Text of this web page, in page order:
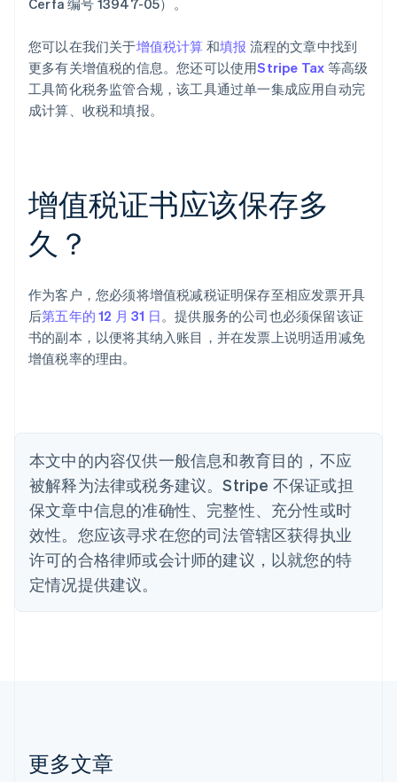
Cerfa 编号 13947-05）。
您可以在我们关于增值税计算 和填报 流程的文章中找到
更多有关增值税的信息。您还可以使用Stripe Tax 等高级
工具简化税务监管合规，该工具通过单一集成应用自动完
成计算、收税和填报。
增值税证书应该保存多
久？
作为客户，您必须将增值税减税证明保存至相应发票开具
后第五年的 12 月 31 日。提供服务的公司也必须保留该证
书的副本，以便将其纳入账目，并在发票上说明适用减免
增值税率的理由。
本文中的内容仅供一般信息和教育目的，不应
被解释为法律或税务建议。Stripe 不保证或担
保文章中信息的准确性、完整性、充分性或时
效性。您应该寻求在您的司法管辖区获得执业
许可的合格律师或会计师的建议，以就您的特
定情况提供建议。
更多文章
爱尔兰
English
爱沙尼亚
English
澳大利亚
English
巴西
PortuguêsEnglish
English
丹麦
English
德国
DeutschEnglish
法国
FrançaisEnglish
芬兰
EnglishSvenska
English Italiano
拉脱维亚